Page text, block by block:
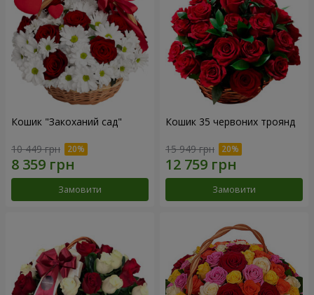
Кошик "Закоханий сад"
10 449 грн
Замовити
Кошик 35 червоних троянд
15 949 грн
Замовити